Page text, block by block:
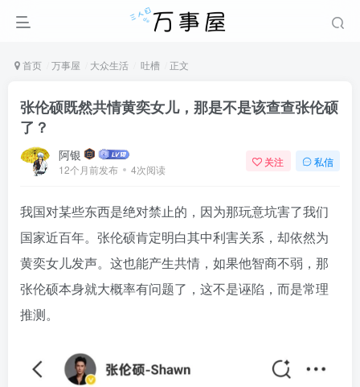
首页 万事屋 大众生活 吐槽 正文
张伦硕既然共情黄奕女儿，那是不是该查查张伦硕
了？
阿银
12个月前发布 4次阅读
关注 私信
我国对某些东西是绝对禁止的，因为那玩意坑害了我们
国家近百年。张伦硕肯定明白其中利害关系，却依然为
黄奕女儿发声。这也能产生共情，如果他智商不弱，那
张伦硕本身就大概率有问题了，这不是诬陷，而是常理
推测。